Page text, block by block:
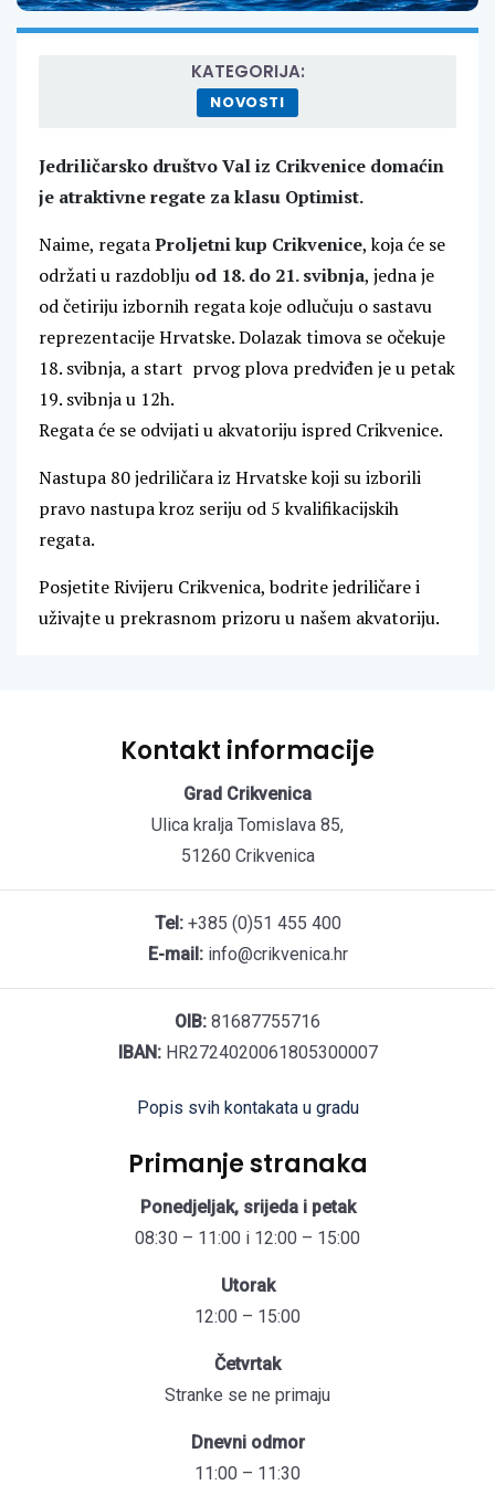
KATEGORIJA:
NOVOSTI
Jedriličarsko društvo Val iz Crikvenice domaćin
je atraktivne regate za klasu Optimist.
Naime, regataProljetni kup Crikvenice, koja će se
održati u razdoblju od 18. do 21. svibnja, jedna je
od četiriju izbornih regata koje odlučuju o sastavu
reprezentacije Hrvatske. Dolazak timova se očekuje
18. svibnja, a start prvog plova predviđen je u petak
19. svibnja u 12h.
Regata će se odvijati u akvatoriju ispred Crikvenice.
Nastupa 80 jedriličara iz Hrvatske koji su izborili
pravo nastupa kroz seriju od 5 kvalifikacijskih
regata.
Posjetite Rivijeru Crikvenica, bodrite jedriličare i
uživajte u prekrasnom prizoru u našem akvatoriju.
Kontakt informacije
Grad Crikvenica
Ulica kralja Tomislava 85,
51260 Crikvenica
Tel:+385 (0)51 455 400
E-mail:info@crikvenica.hr
OIB: 81687755716
IBAN:HR2724020061805300007
Popis svih kontakata u gradu
Primanje stranaka
Ponedjeljak, srijeda i petak
08:30 – 11:00 i 12:00 – 15:00
Utorak
12:00 – 15:00
Četvrtak
Stranke se ne primaju
Dnevni odmor
11:00 – 11:30